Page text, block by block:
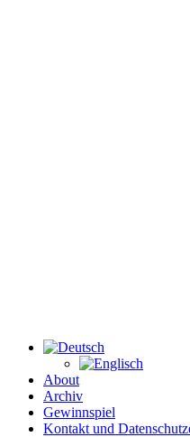
About
Archiv
Gewinnspiel
Kontakt und